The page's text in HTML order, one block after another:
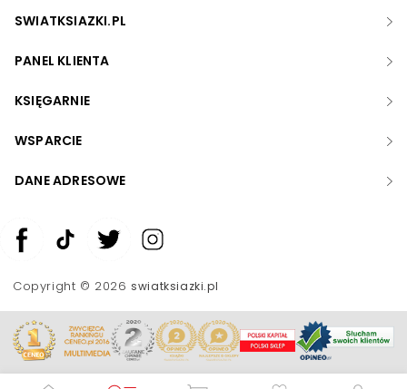
SWIATKSIAZKI.PL
PANEL KLIENTA
KSIĘGARNIE
WSPARCIE
DANE ADRESOWE
Copyright © 2026swiatksiazki.pl
Zwiększ rozmiar czcionki
Skala szarości